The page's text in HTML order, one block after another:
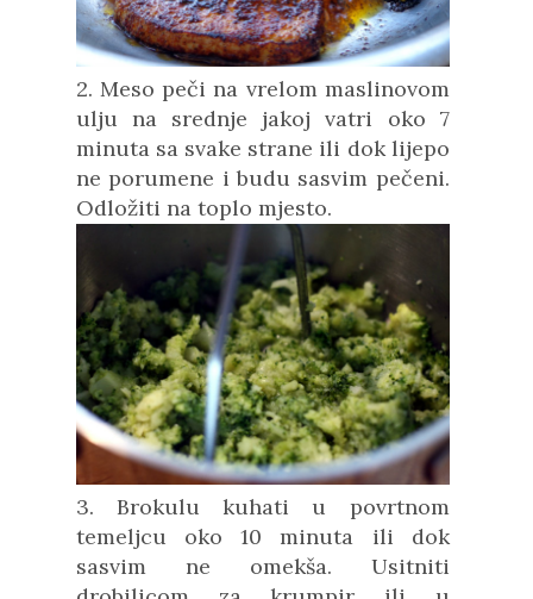
2. Meso peči na vrelom maslinovom
ulju na srednje jakoj vatri oko 7
minuta sa svake strane ili dok lijepo
ne porumene i budu sasvim pečeni.
Odložiti na toplo mjesto.
3. Brokulu kuhati u povrtnom
temeljcu oko 10 minuta ili dok
sasvim ne omekša. Usitniti